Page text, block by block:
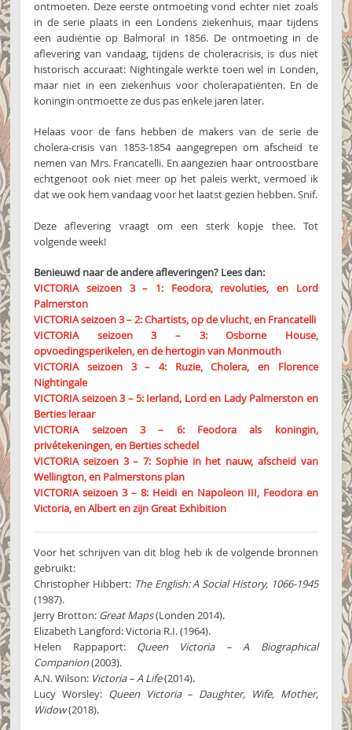
ontmoeten. Deze eerste ontmoeting vond echter niet zoals
in de serie plaats in een Londens ziekenhuis, maar tijdens
een audiëntie op Balmoral in 1856. De ontmoeting in de
aflevering van vandaag, tijdens de choleracrisis, is dus niet
historisch accuraat: Nightingale werkte toen wel in Londen,
maar niet in een ziekenhuis voor cholerapatiënten. En de
koningin ontmoette ze dus pas enkele jaren later.
Helaas voor de fans hebben de makers van de serie de
cholera-crisis van 1853-1854 aangegrepen om afscheid te
nemen van Mrs. Francatelli. En aangezien haar ontroostbare
echtgenoot ook niet meer op het paleis werkt, vermoed ik
dat we ook hem vandaag voor het laatst gezien hebben. Snif.
Deze aflevering vraagt om een sterk kopje thee. Tot
volgende week!
Benieuwd naar de andere afleveringen? Lees dan:
VICTORIA seizoen 3 – 1: Feodora, revoluties, en Lord
Palmerston
VICTORIA seizoen 3 – 2: Chartists, op de vlucht, en Francatelli
VICTORIA seizoen 3 – 3: Osborne House,
opvoedingsperikelen, en de hertogin van Monmouth
VICTORIA seizoen 3 – 4: Ruzie, Cholera, en Florence
Nightingale
VICTORIA seizoen 3 – 5: Ierland, Lord en Lady Palmerston en
Berties leraar
VICTORIA seizoen 3 – 6: Feodora als koningin,
privétekeningen, en Berties schedel
VICTORIA seizoen 3 – 7: Sophie in het nauw, afscheid van
Wellington, en Palmerstons plan
VICTORIA seizoen 3 – 8: Heidi en Napoleon III, Feodora en
Victoria, en Albert en zijn Great Exhibition
Voor het schrijven van dit blog heb ik de volgende bronnen
gebruikt:
Christopher Hibbert: The English: A Social History, 1066-1945
(1987).
Jerry Brotton: Great Maps(Londen 2014).
Elizabeth Langford: Victoria R.I. (1964).
Helen Rappaport: Queen Victoria – A Biographical
Companion(2003).
A.N. Wilson: Victoria – A Life(2014).
Lucy Worsley: Queen Victoria – Daughter, Wife, Mother,
Widow(2018).